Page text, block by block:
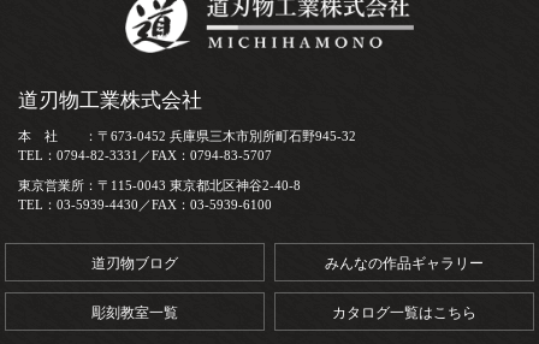
道刃物工業株式会社
本 社 ：〒673-0452 兵庫県三木市別所町石野945-32
TEL：0794-82-3331／FAX：0794-83-5707
東京営業所：〒115-0043 東京都北区神谷2-40-8
TEL：03-5939-4430／FAX：03-5939-6100
道刃物ブログ みんなの作品ギャラリー
彫刻教室一覧 カタログ一覧はこちら